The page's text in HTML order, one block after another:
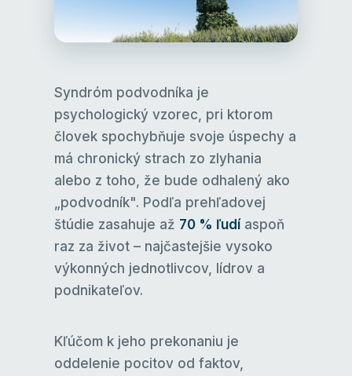
Syndróm podvodníka je
psychologický vzorec, pri ktorom
človek spochybňuje svoje úspechy a
má chronický strach zo zlyhania
alebo z toho, že bude odhalený ako
„podvodník". Podľa prehľadovej
štúdie zasahuje až 70 % ľudíaspoň
raz za život – najčastejšie vysoko
výkonných jednotlivcov, lídrov a
podnikateľov.
Kľúčom k jeho prekonaniu je
oddelenie pocitov od faktov,